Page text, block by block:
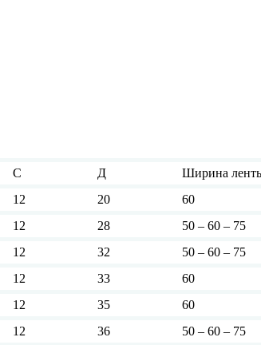
С Д
Ширина
12 20
60
12 28
50 – 60 – 75
12 32
50 – 60 – 75
12 33
60
12 35
60
12 36
50 – 60 – 75